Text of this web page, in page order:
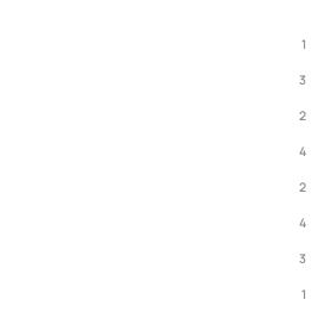
1
3
2
4
2
4
3
1